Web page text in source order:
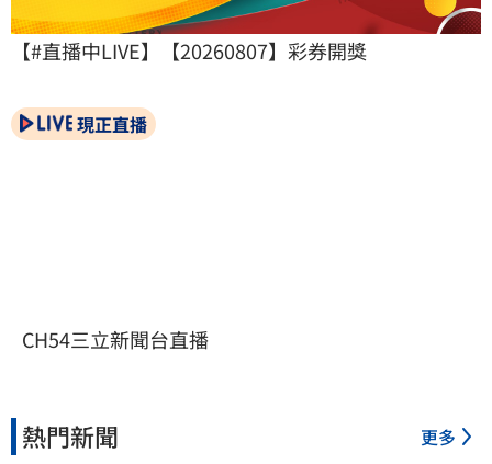
【#直播中LIVE】【20260807】彩券開獎
現正直播
CH54三立新聞台直播
熱門新聞 更多